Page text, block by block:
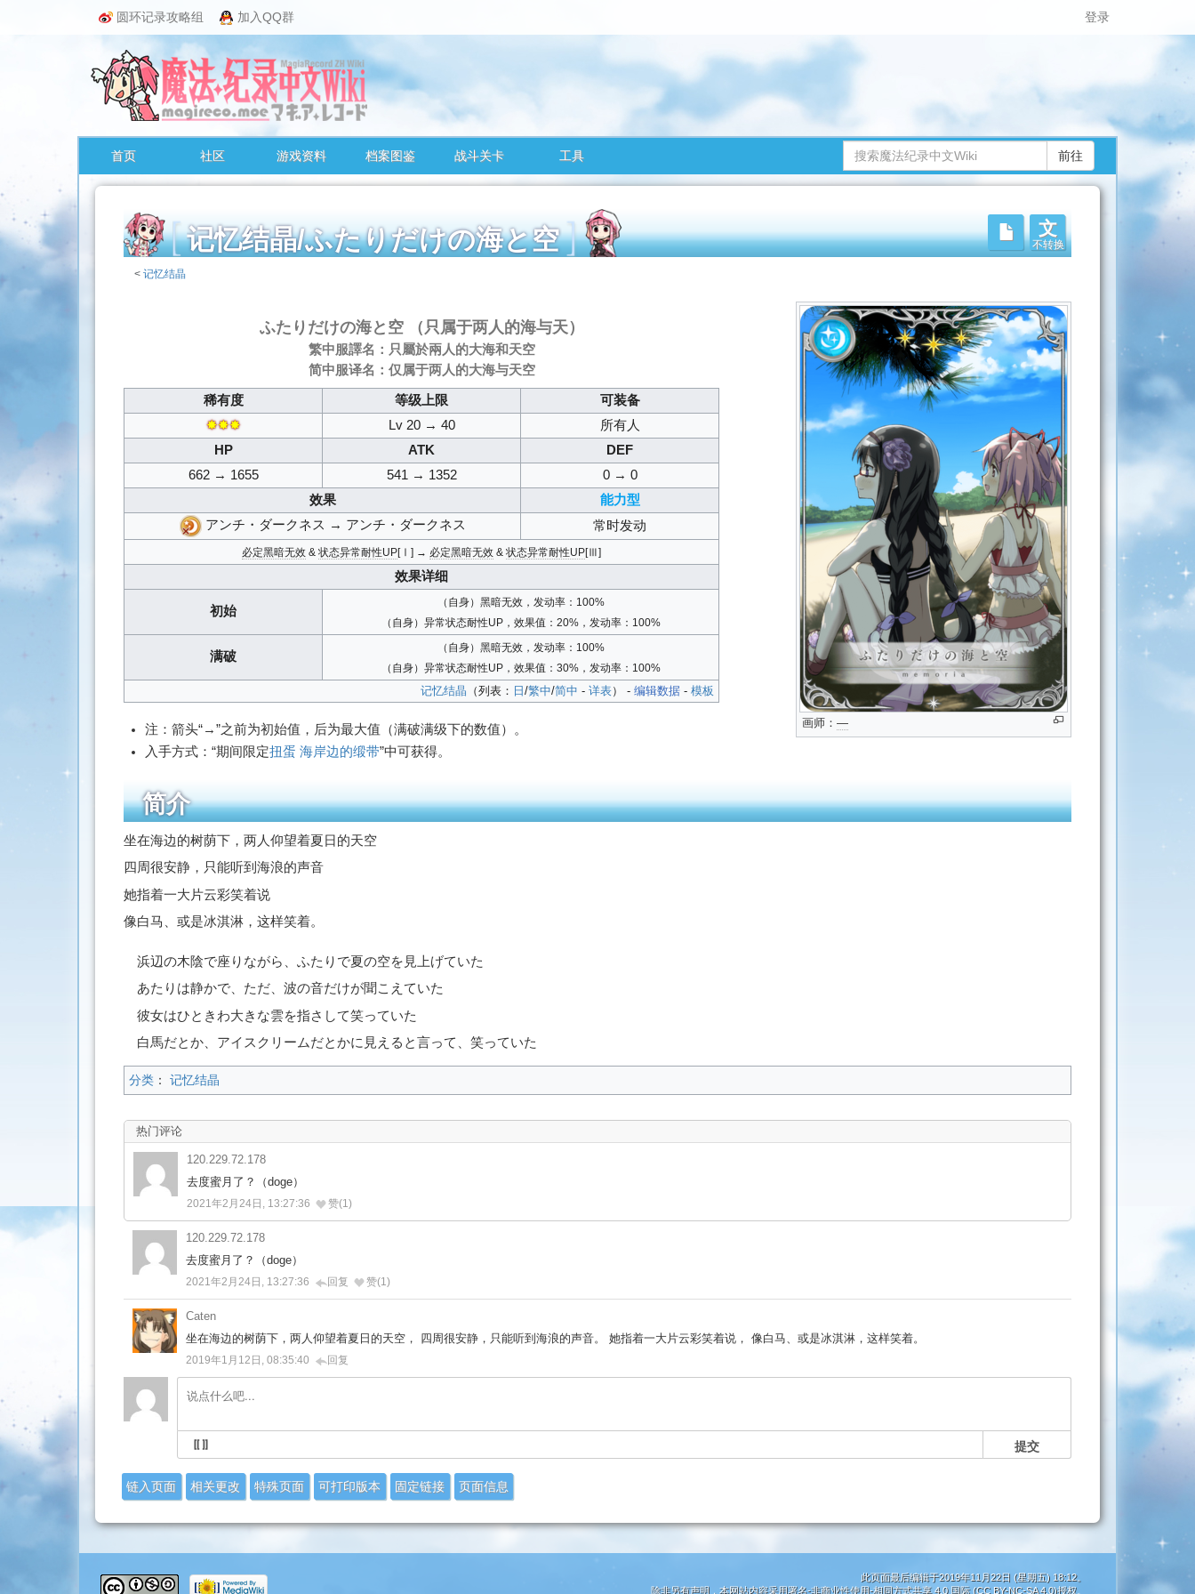
圆环记录攻略组 加入QQ群 登录
首页 社区 游戏资料 档案图鉴 战斗关卡 工具
记忆结晶/ふたりだけの海と空
文
不转换
<记忆结晶
、
搜
画师： ―
ふたりだけの海と空（只属于两人的海与天）
繁中服譯名：只屬於兩人的大海和天空
简中服译名：仅属于两人的大海与天空
稀有度 等级上限
可装备
✸✸✸
Lv 20 → 40
所有人
HP
ATK
DEF
662 → 1655
541 → 1352
0 → 0
效果
能力型
アンチ・ダークネス → アンチ・ダークネス
常时发动
必定黑暗无效 &状态异常耐性UP[Ⅰ] → 必定黑暗无效 &状态异常耐性UP[Ⅲ]
效果详细
初始
（自身）黑暗无效，发动率：100%
（自身）异常状态耐性UP，效果值：20%，发动率：100%
满破
（自身）黑暗无效，发动率：100%
（自身）异常状态耐性UP，效果值：30%，发动率：100%
记忆结晶 （列表： 日/繁中/简中 -详表） -编辑数据 -模板
注：箭头“→”之前为初始值，后为最大值（满破满级下的数值）。
入手方式：“期间限定扭蛋 海岸边的缎带”中可获得。
简介
坐在海边的树荫下，两人仰望着夏日的天空
四周很安静，只能听到海浪的声音
她指着一大片云彩笑着说
像白马、或是冰淇淋，这样笑着。
浜辺の木陰で座りながら、ふたりで夏の空を見上げていた
あたりは静かで、ただ、波の音だけが聞こえていた
彼女はひときわ大きな雲を指さして笑っていた
白馬だとか、アイスクリームだとかに見えると言って、笑っていた
分类 ： 记忆结晶
热门评论
120.229.72.178
去度蜜月了？（doge）
2021年2月24日, 13:27:36 赞(1)
120.229.72.178
去度蜜月了？（doge）
2021年2月24日, 13:27:36 回复 赞(1)
Caten
坐在海边的树荫下，两人仰望着夏日的天空， 四周很安静，只能听到海浪的声音。 她指着一大片云彩笑着说， 像白马、或是冰淇淋，这样笑着。
2019年1月12日, 08:35:40 回复
提交
链入页面 相关更改 特殊页面 可打印版本 固定链接 页面信息
此页面最后编辑于2019年11月22日 (星期五) 18:12。
除非另有声明，本网站内容采用署名-非商业性使用-相同方式共享 4.0 国际 (CC BY-NC-SA 4.0)授权。